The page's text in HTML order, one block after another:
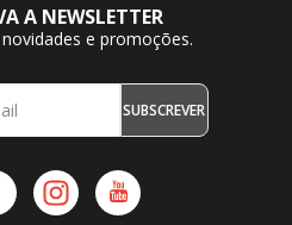
A NEWSLETTER
e promoções.
SUBSCREVER